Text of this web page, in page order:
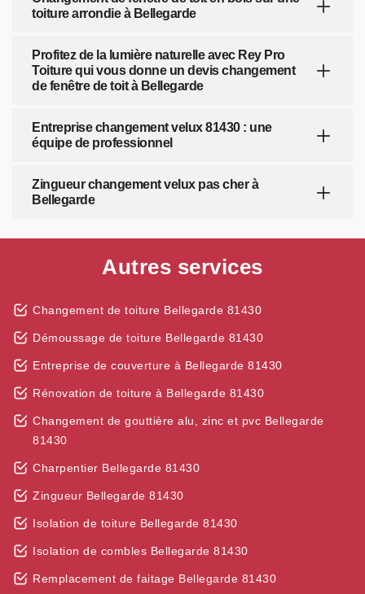
toiture arrondie à Bellegarde
Profitez de la lumière naturelle avec Rey Pro
Toiture qui vous donne un devis changement
de fenêtre de toit à Bellegarde
Entreprise changement velux 81430 : une
équipe de professionnel
Zingueur changement velux pas cher à
Bellegarde
Autres services
Changement de toiture Bellegarde 81430
Démoussage de toiture Bellegarde 81430
Entreprise de couverture à Bellegarde 81430
Rénovation de toiture à Bellegarde 81430
Changement de gouttière alu, zinc et pvc Bellegarde
81430
Charpentier Bellegarde 81430
Zingueur Bellegarde 81430
Isolation de toiture Bellegarde 81430
Isolation de combles Bellegarde 81430
Remplacement de faitage Bellegarde 81430